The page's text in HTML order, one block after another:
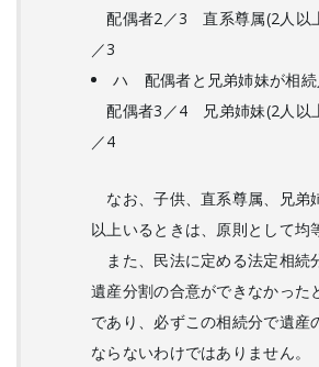
配偶者2／3 直系尊属(2人以
／3
ハ 配偶者と兄弟姉妹が相続
配偶者3／4 兄弟姉妹(2人以
／4
なお、子供、直系尊属、兄弟
以上いるときは、原則として均
また、民法に定める法定相続
遺産分割の合意ができなかった
であり、必ずこの相続分で遺産
ならないわけではありません。